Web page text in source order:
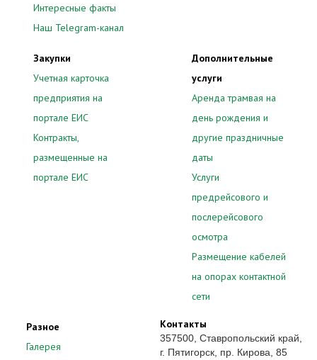
Интересные факты
Наш Telegram-канал
Закупки
Учетная карточка
предприятия на
портале ЕИС
Контракты,
размещенные на
портале ЕИС
Дополнительные
услуги
Аренда трамвая на
день рождения и
другие праздничные
даты
Услуги
предрейсового и
послерейсового
осмотра
Размещение кабелей
на опорах контактной
сети
Разное
Галерея
Контакты
357500, Ставропольский край,
г. Пятигорск, пр. Кирова, 85